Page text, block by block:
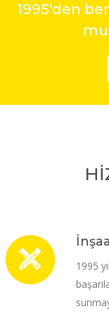
1995'den
1995